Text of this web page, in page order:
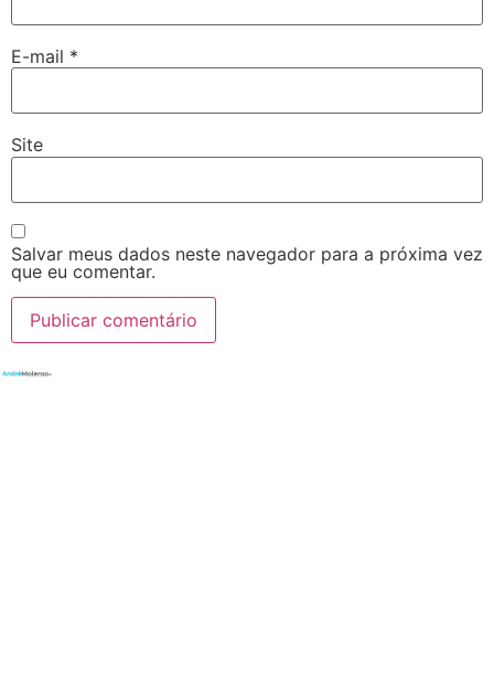
E-mail *
Site
Salvar meus dados neste navegador para a próxima vez
que eu comentar.